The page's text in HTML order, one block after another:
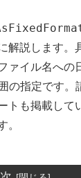
解説します。
ァイル名への
の指定です。
トも掲載して
。